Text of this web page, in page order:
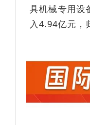
具机械专用设
入4.94亿元，